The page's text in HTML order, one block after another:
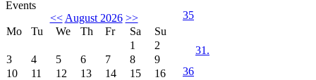
Events
<< August 2026 >>
Mo
Tu We Th Fr Sa
Su
1
2
3
4 5 6 7 8
9
10
11 12 13 14 15
16
35
36
31.